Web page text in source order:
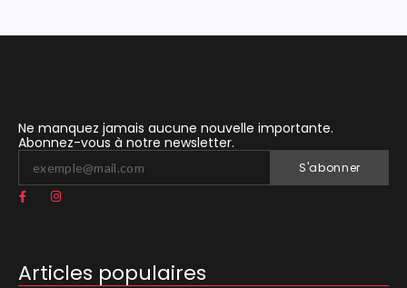
Ne manquez jamais aucune nouvelle importante.
Abonnez-vous à notre newsletter.
S'abonner
Articles populaires